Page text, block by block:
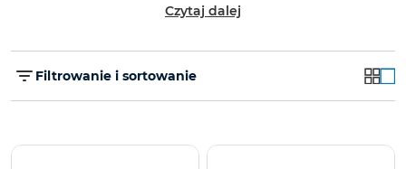
stołami i dodatkami Garden Space.
Czytaj dalej
Filtrowanie i sortowanie